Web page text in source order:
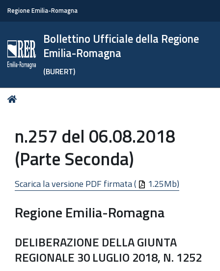
Regione Emilia-Romagna
Bollettino Ufficiale della Regione
Emilia-Romagna
(BURERT)
Tu
n.257 del 06.08.2018
(Parte Seconda)
Scarica la versione PDF firmata ( 1.25Mb)
Regione Emilia-Romagna
DELIBERAZIONE DELLA GIUNTA
REGIONALE 30 LUGLIO 2018, N. 1252